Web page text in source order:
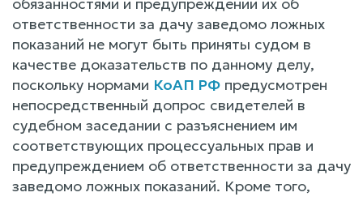
ответственности за дачу заведомо ложных
показаний не могут быть приняты судом в
качестве доказательств по данному делу,
поскольку нормами КоАП РФ предусмотрен
непосредственный допрос свидетелей в
судебном заседании с разъяснением им
соответствующих процессуальных прав и
предупреждением об ответственности за дачу
заведомо ложных показаний. Кроме того,